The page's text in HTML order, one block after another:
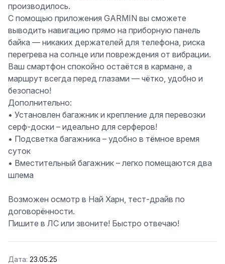
производилось.
С помощью приложения GARMIN вы сможете
выводить навигацию прямо на приборную панель
байка — никаких держателей для телефона, риска
перегрева на солнце или повреждения от вибрации.
Ваш смартфон спокойно остаётся в кармане, а
маршрут всегда перед глазами — чётко, удобно и
безопасно!
Дополнительно:
• Установлен багажник и крепление для перевозки
серф-доски – идеально для серферов!
• Подсветка багажника – удобно в тёмное время
суток
• Вместительный багажник – легко помещаются два
шлема
Возможен осмотр в Най Харн, тест-драйв по
договорённости.
Пишите в ЛС или звоните! Быстро отвечаю!
Дата: 23.05.25